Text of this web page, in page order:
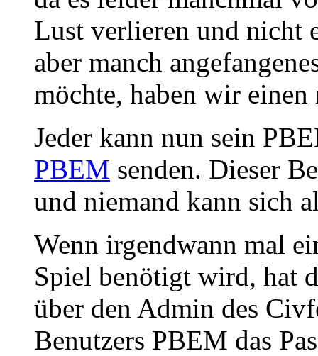
Lust verlieren und nicht
aber manch
möchte, haben wir
Jeder kann nun sein
PBEM senden. Dieser
und niemand kann sich
Wenn irgendwann mal
Spiel benötigt wird, hat
über den Admin des
Benutzers PBEM das